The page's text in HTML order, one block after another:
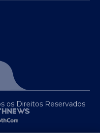
os Direitos Reservados